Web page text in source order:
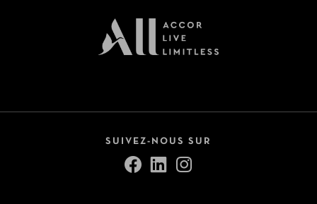
SUIVEZ-NOUS SUR